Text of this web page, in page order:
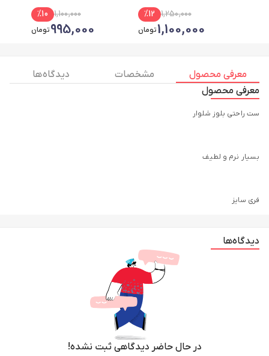
1,250,000
%12
1,100,000تومان
1,100,000
%10
995,000تومان
معرفی محصول مشخصات
دیدگاه ها
معرفی محصول
ست راحتی بلوز شلوار
بسیار نرم‌ و لطیف
فری سایز
دیدگاه‌ها
در حال حاضر دیدگاهی ثبت نشده!